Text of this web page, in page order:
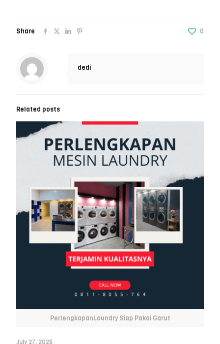
Share 0
dedi
Related posts
PerlengkapanLaundry Siap Pakai Garut
July 27, 2026